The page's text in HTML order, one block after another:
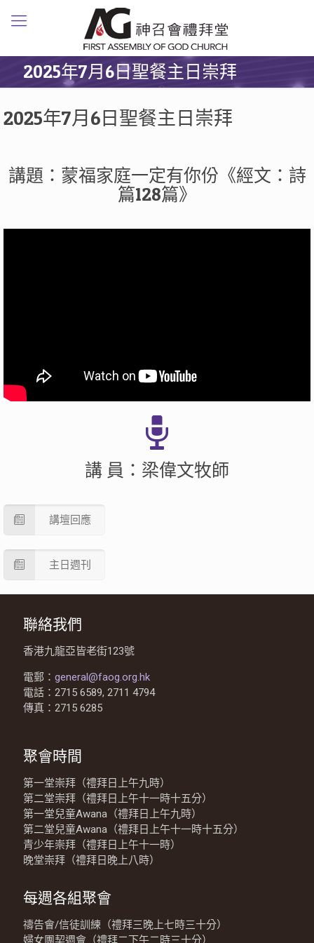
2025年7月6日聖餐主日崇拜
2025年7月6日聖餐主日崇拜
講題：蒙福家庭一定有你份《經文：詩
篇128篇》
講 員：梁偉文牧師
講壇回應
主日週刊
聯絡我們
香港九龍亞皆老街123號
電郵： general@faog.org.hk
電話：2715 6589, 2711 4794
傳真：2715 6285
聚會時間
第一堂崇拜（禮拜日上午九時）
第二堂崇拜（禮拜日上午十一時十五分）
第一堂兒童Awana（禮拜日上午九時）
第二堂兒童Awana（禮拜日上午十一時十五分）
青少年崇拜（禮拜日上午十一時）
晚堂崇拜（禮拜日晚上八時）
每週各組聚會
禱告會/信徒訓練（禮拜三晚上七時三十分）
婦女團契週會（禮拜二下午二時三十分）